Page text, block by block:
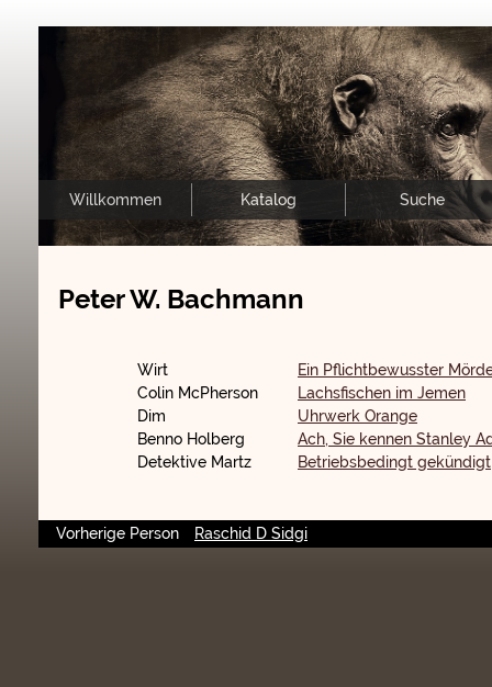
Willkommen Katalog Suche
Peter W. Bachmann
Wirt
Ein Pflichtbewusster
Colin McPherson
Lachsfischen im Jemen
Dim
Uhrwerk Orange
Benno Holberg
Ach, Sie kennen Stanley
Detektive Martz
Betriebsbedingt gekündigt
Vorherige Person Raschid D Sidgi